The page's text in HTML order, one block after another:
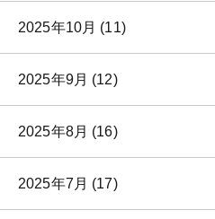
2025年10月 (11)
2025年9月 (12)
2025年8月 (16)
2025年7月 (17)